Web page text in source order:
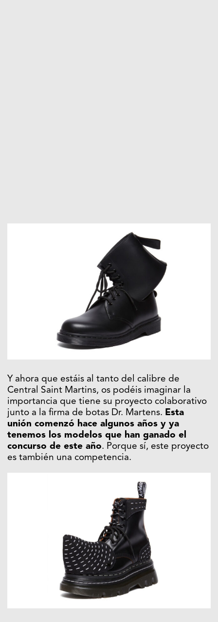
Y ahora que estáis al tanto del calibre de
Central Saint Martins, os podéis imaginar la
importancia que tiene su proyecto colaborativo
junto a la firma de botas Dr. Martens. Esta
unión comenzó hace algunos años y ya
tenemos los modelos que han ganado el
concurso de este año. Porque sí, este proyecto
es también una competencia.